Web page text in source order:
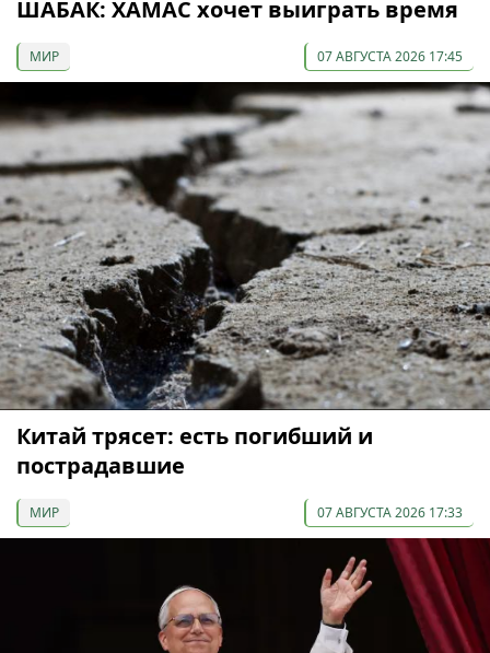
ШАБАК: ХАМАС хочет выиграть время
МИР 07 АВГУСТА 2026 17:45
Китай трясет: есть погибший и
пострадавшие
МИР 07 АВГУСТА 2026 17:33